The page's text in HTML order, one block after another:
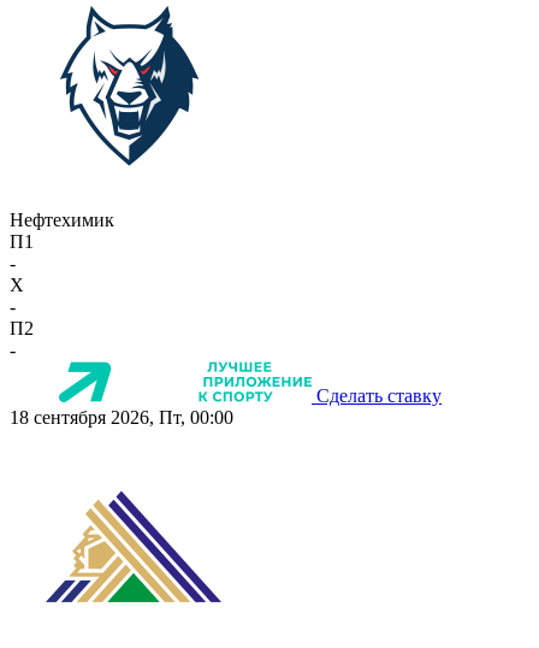
Нефтехимик
П1
-
X
-
П2
-
Сделать ставку
18 сентября 2026, Пт, 00:00